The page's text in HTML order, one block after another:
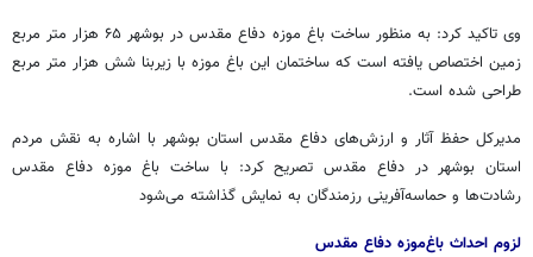
وی تاکید کرد: به منظور ساخت باغ موزه دفاع مقدس در بوشهر ۶۵ هزار متر مربع
زمین اختصاص یافته است که ساختمان این باغ موزه با زیربنا شش هزار متر مربع
طراحی شده است.
مدیرکل حفظ آثار و ارزش‌های دفاع مقدس استان بوشهر با اشاره به نقش مردم
استان بوشهر در دفاع مقدس تصریح کرد: با ساخت باغ موزه دفاع مقدس
رشادت‌ها و حماسه‌آفرینی رزمندگان به نمایش گذاشته می‌شود
لزوم احداث باغ‌موزه دفاع مقدس